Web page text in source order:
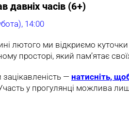
давніх часів (6+)
14:00
лютого ми відкриємо куточки
просторі, який пам’ятає
— натисніть,
у прогулянці можлива